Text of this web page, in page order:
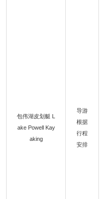
包伟湖皮划艇 L
ake Powell Kay
aking
导游
根据
行程
安排